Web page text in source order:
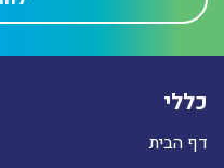
כללי
דף הבית